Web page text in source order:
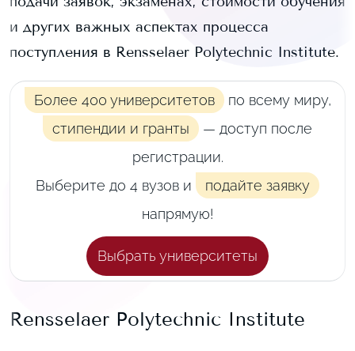
и других важных аспектах процесса
поступления в Rensselaer Polytechnic Institute.
Более 400 университетов по всему миру,
стипендии и гранты
— доступ после
регистрации.
Выберите до 4 вузов и
подайте заявку
напрямую!
Выбрать университеты
Rensselaer Polytechnic Institute